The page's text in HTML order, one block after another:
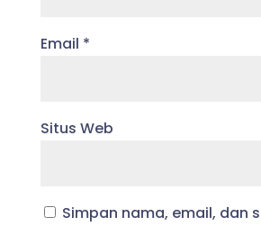
Email *
Situs Web
Simpan nama, email, dan